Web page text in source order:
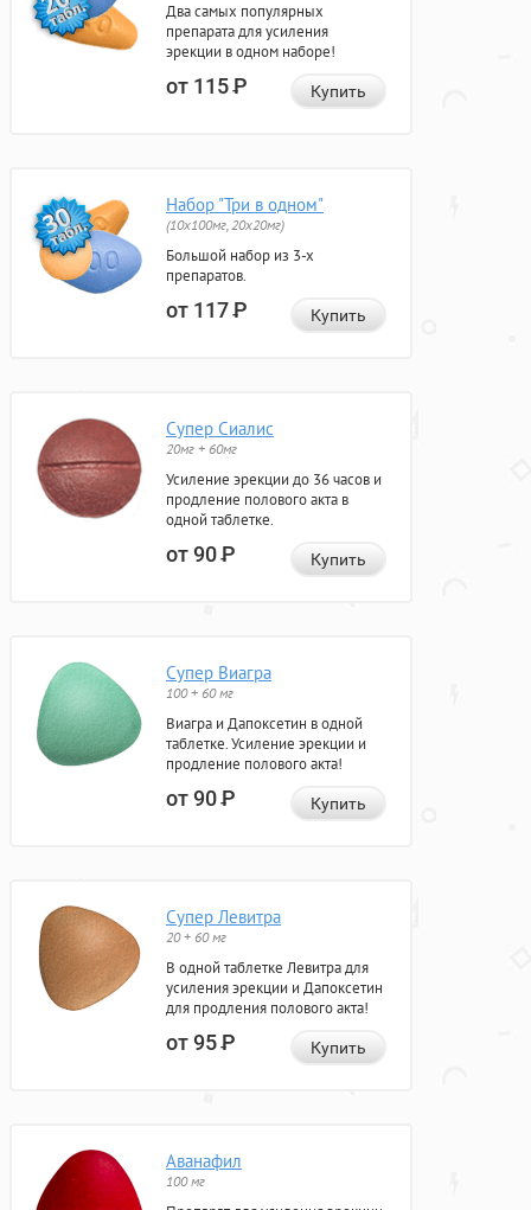
Два самых популярных
препарата для усиления
эрекции в одном наборе!
от 115Р Купить
Набор "Три в одном"
(10x100мг, 20x20мг)
Большой набор из 3-х
препаратов.
от 117Р Купить
Супер Сиалис
20мг + 60мг
Усиление эрекции до 36 часов и
продление полового акта в
одной таблетке.
от 90Р Купить
Супер Виагра
100 + 60 мг
Виагра и Дапоксетин в одной
таблетке. Усиление эрекции и
продление полового акта!
от 90Р Купить
Супер Левитра
20 + 60 мг
В одной таблетке Левитра для
усиления эрекции и Дапоксетин
для продления полового акта!
от 95Р Купить
Аванафил
100 мг